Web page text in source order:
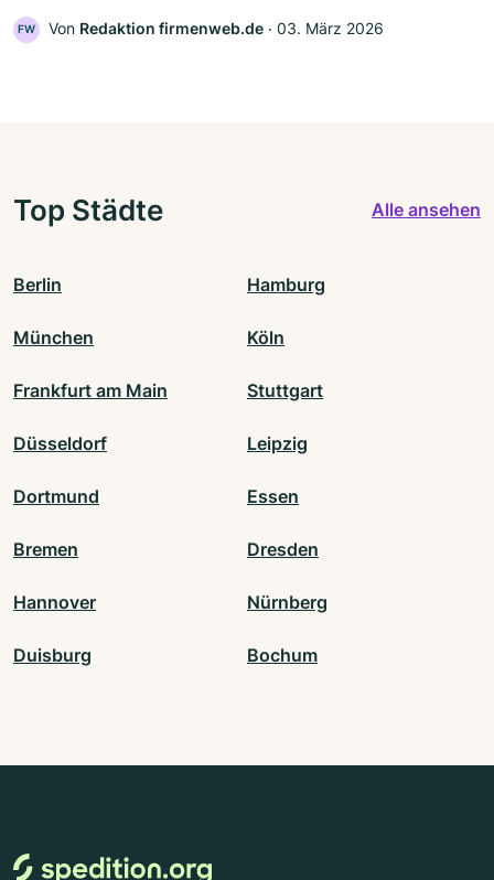
FW Von Redaktion firmenweb.de ‧ 03. März 2026
Top Städte Alle ansehen
Berlin Hamburg
München Köln
Frankfurt am Main Stuttgart
Düsseldorf Leipzig
Dortmund Essen
Bremen Dresden
Hannover Nürnberg
Duisburg Bochum